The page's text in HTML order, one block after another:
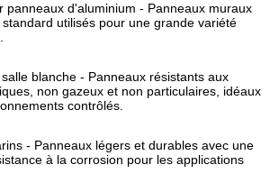
panneaux d'aluminium - Panneaux muraux
utilisés pour une grande variété
blanche - Panneaux résistants aux
non gazeux et non particulaires, idéaux
contrôlés.
- Panneaux légers et durables avec une
à la corrosion pour les applications